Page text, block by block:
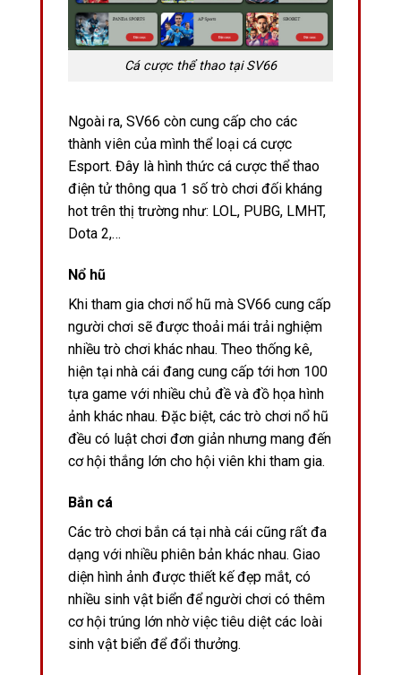
Cá cược thể thao tại SV66
Ngoài ra, SV66 còn cung cấp cho các
thành viên của mình thể loại cá cược
Esport. Đây là hình thức cá cược thể thao
điện tử thông qua 1 số trò chơi đối kháng
hot trên thị trường như: LOL, PUBG, LMHT,
Dota 2,…
Nổ hũ
Khi tham gia chơi nổ hũ mà SV66 cung cấp
người chơi sẽ được thoải mái trải nghiệm
nhiều trò chơi khác nhau. Theo thống kê,
hiện tại nhà cái đang cung cấp tới hơn 100
tựa game với nhiều chủ đề và đồ họa hình
ảnh khác nhau. Đặc biệt, các trò chơi nổ hũ
đều có luật chơi đơn giản nhưng mang đến
cơ hội thắng lớn cho hội viên khi tham gia.
Bắn cá
Các trò chơi bắn cá tại nhà cái cũng rất đa
dạng với nhiều phiên bản khác nhau. Giao
diện hình ảnh được thiết kế đẹp mắt, có
nhiều sinh vật biển để người chơi có thêm
cơ hội trúng lớn nhờ việc tiêu diệt các loài
sinh vật biển để đổi thưởng.